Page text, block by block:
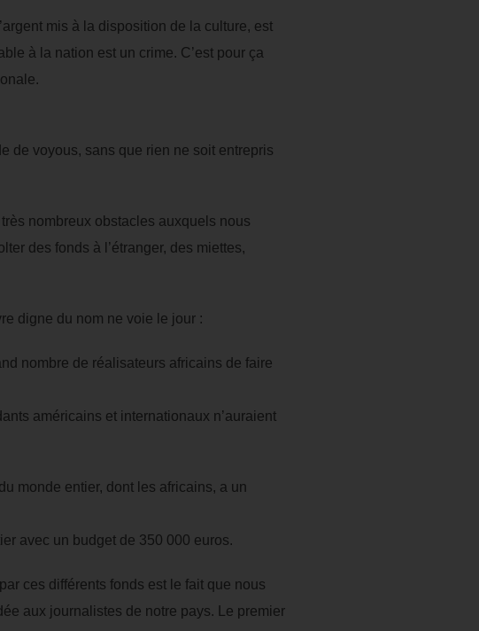
mis à la disposition de la culture, est
à la nation est un crime. C’est pour ça
de voyous, sans que rien ne soit entrepris
nombreux obstacles auxquels nous
des fonds à l’étranger, des miettes,
digne du nom ne voie le jour :
nombre de réalisateurs africains de faire
américains et internationaux n’auraient
monde entier, dont les africains, a un
avec un budget de 350 000 euros.
ces différents fonds est le fait que nous
aux journalistes de notre pays. Le premier